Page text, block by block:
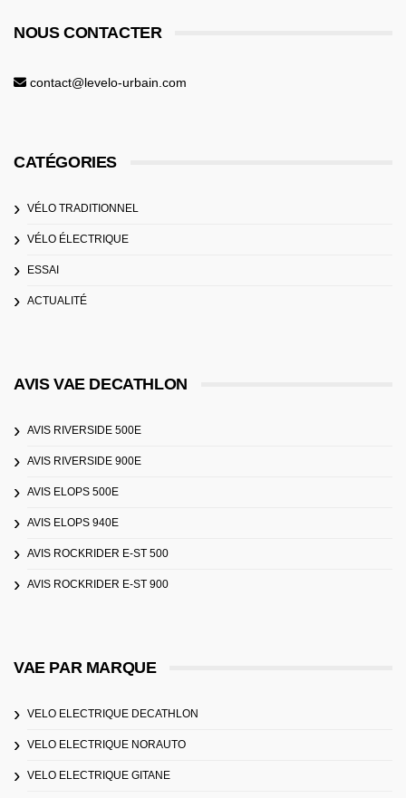
NOUS CONTACTER
contact@levelo-urbain.com
CATÉGORIES
VÉLO TRADITIONNEL
VÉLO ÉLECTRIQUE
ESSAI
ACTUALITÉ
AVIS VAE DECATHLON
AVIS RIVERSIDE 500E
AVIS RIVERSIDE 900E
AVIS ELOPS 500E
AVIS ELOPS 940E
AVIS ROCKRIDER E-ST 500
AVIS ROCKRIDER E-ST 900
VAE PAR MARQUE
VELO ELECTRIQUE DECATHLON
VELO ELECTRIQUE NORAUTO
VELO ELECTRIQUE GITANE